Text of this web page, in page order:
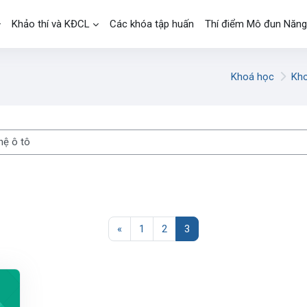
Khảo thí và KĐCL Các khóa tập huấn Thí điểm Mô đun
Khoá học
học
«Trang trước
1 Trang 1
2Trang 2
3Trang 3